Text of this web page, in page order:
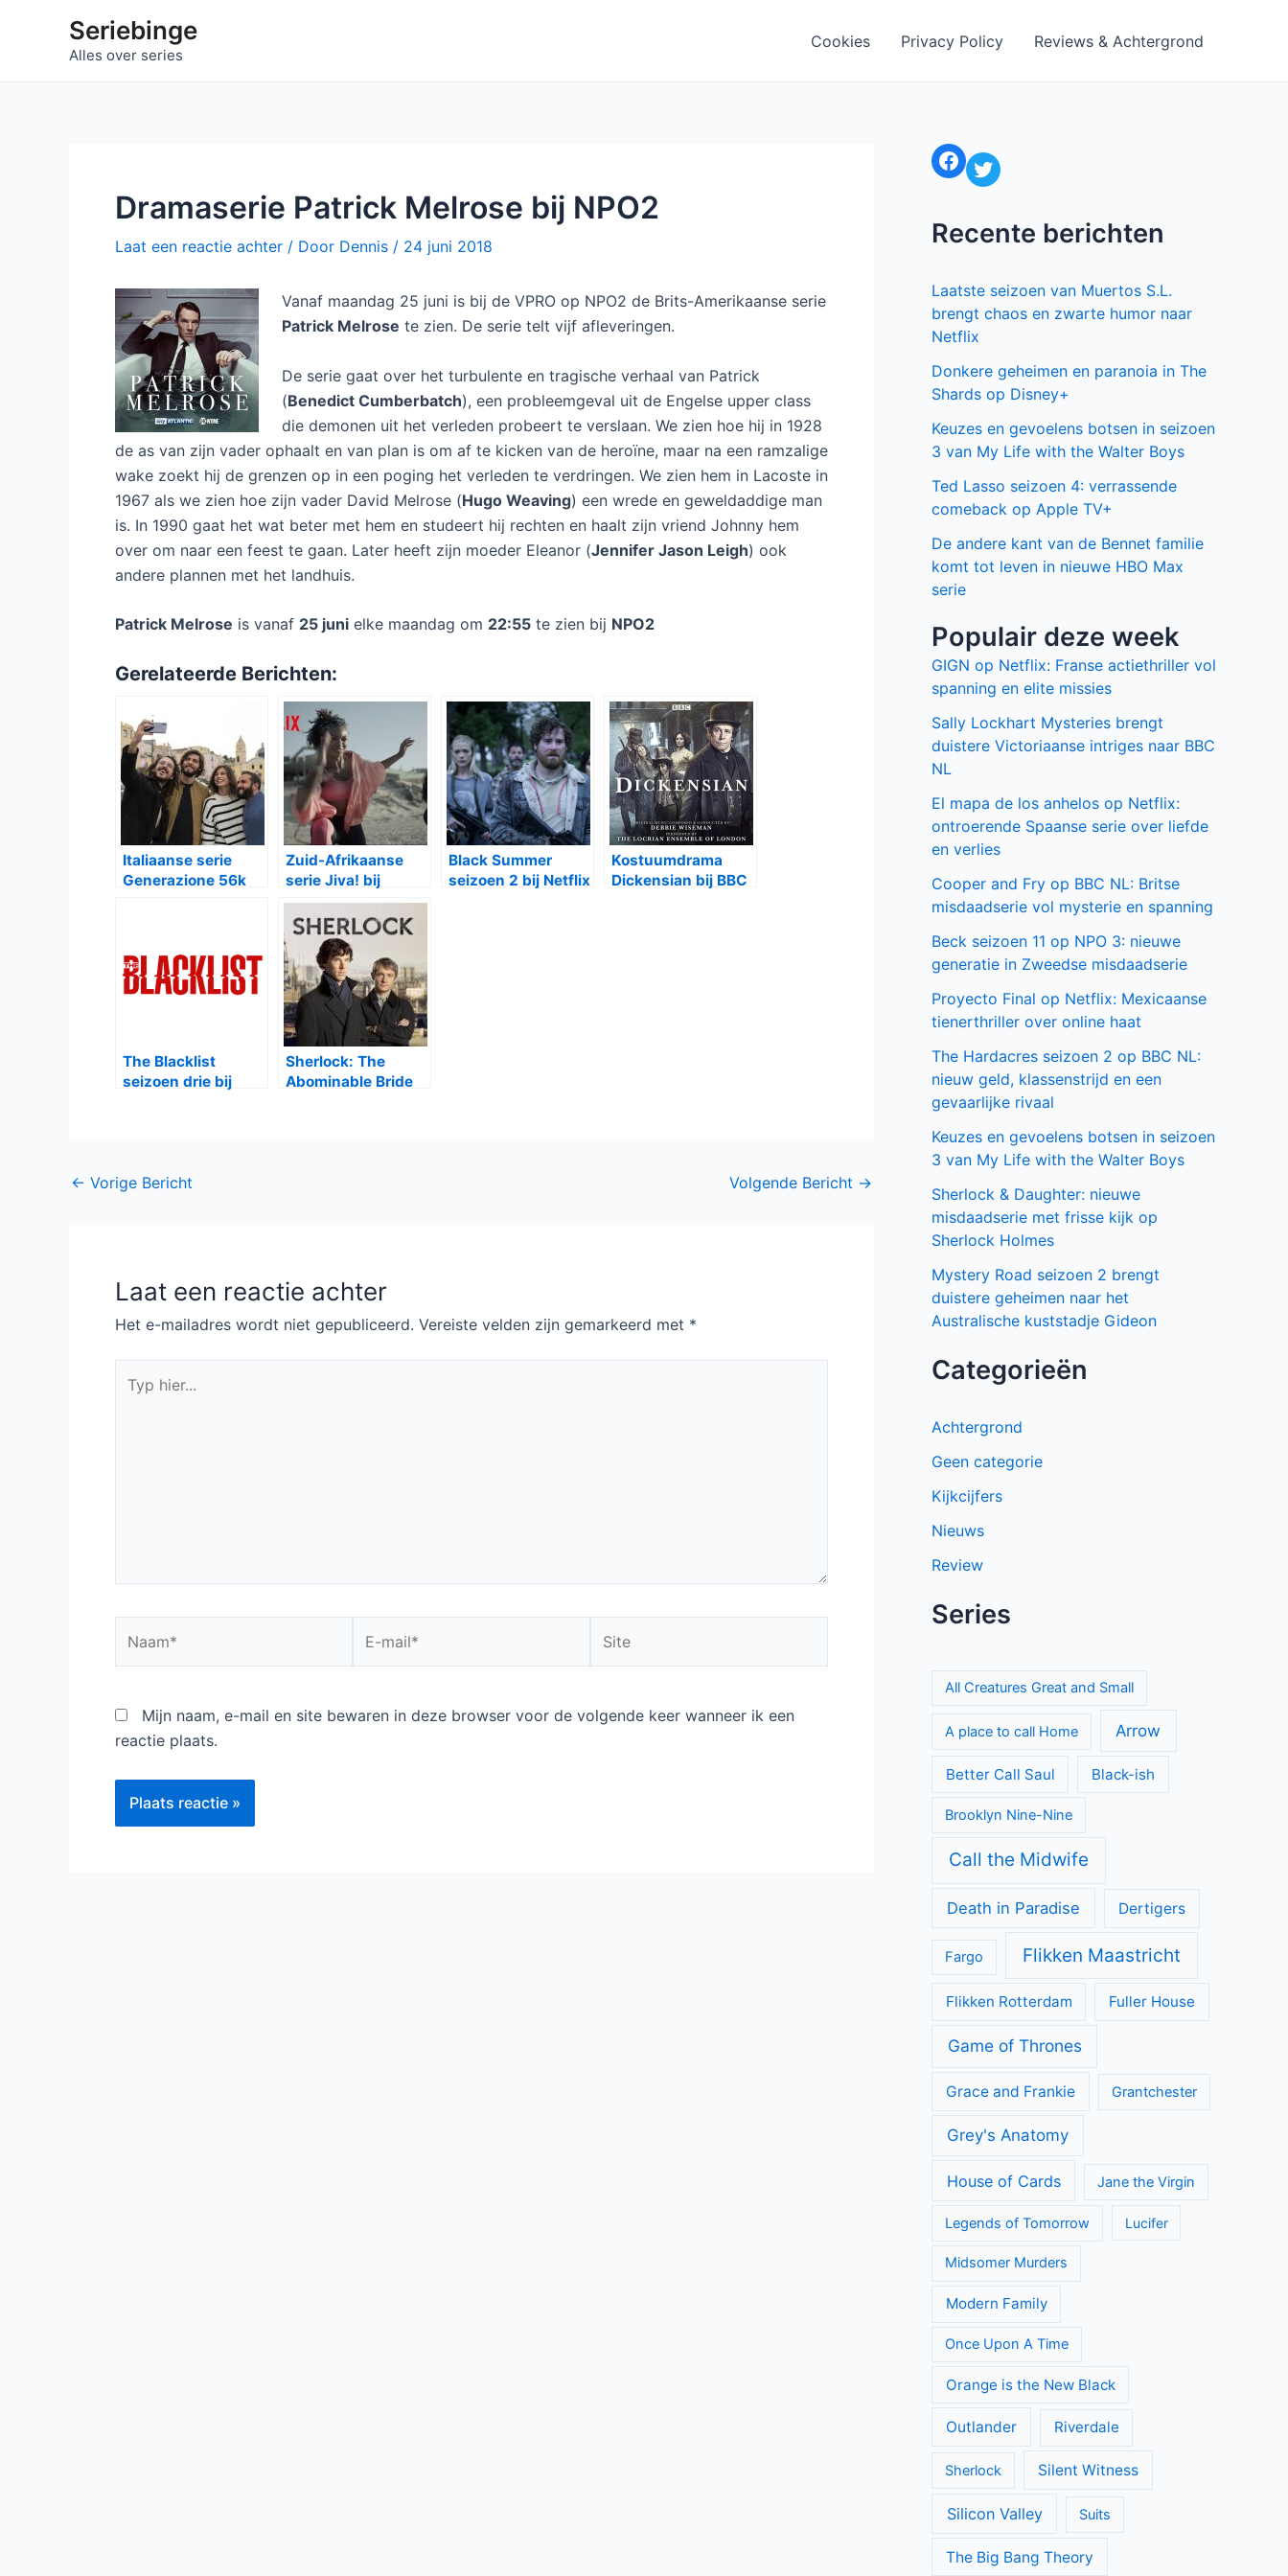
Seriebinge
Alles over series
Cookies Privacy Policy Reviews & Achtergrond
Dramaserie Patrick Melrose bij NPO2
Laat een reactie achter / Door Dennis / 24 juni 2018
Vanaf maandag 25 juni is bij de VPRO op NPO2 de Brits-Amerikaanse serie
Patrick Melrose te zien. De serie telt vijf afleveringen.
De serie gaat over het turbulente en tragische verhaal van Patrick
(Benedict Cumberbatch), een probleemgeval uit de Engelse upper class
die demonen uit het verleden probeert te verslaan. We zien hoe hij in 1928
de as van zijn vader ophaalt en van plan is om af te kicken van de heroïne, maar na een ramzalige
wake zoekt hij de grenzen op in een poging het verleden te verdringen. We zien hem in Lacoste in
1967 als we zien hoe zijn vader David Melrose (Hugo Weaving) een wrede en geweldaddige man
is. In 1990 gaat het wat beter met hem en studeert hij rechten en haalt zijn vriend Johnny hem
over om naar een feest te gaan. Later heeft zijn moeder Eleanor (Jennifer Jason Leigh) ook
andere plannen met het landhuis.
Patrick Melrose is vanaf 25 juni elke maandag om 22:55 te zien bij NPO2
Gerelateerde Berichten:
Italiaanse serie
Generazione 56k
Zuid-Afrikaanse
serie Jiva! bij
Netflix
Black Summer
seizoen 2 bij Netflix
Kostuumdrama
Dickensian bij BBC
The Blacklist
seizoen drie bij
Sherlock: The
Abominable Bride
Bericht
← Vorige Bericht Volgende Bericht →
Laat een reactie achter
Het e-mailadres wordt niet gepubliceerd. Vereiste velden zijn gemarkeerd met *
hier...
mail*
Mijn naam, e-mail en site bewaren in deze browser voor de volgende keer wanneer ik een
reactie plaats.
Facebook Twitter
Recente berichten
Laatste seizoen van Muertos S.L.
brengt chaos en zwarte humor naar
Netflix
Donkere geheimen en paranoia in The
Shards op Disney+
Keuzes en gevoelens botsen in seizoen
3 van My Life with the Walter Boys
Ted Lasso seizoen 4: verrassende
comeback op Apple TV+
De andere kant van de Bennet familie
komt tot leven in nieuwe HBO Max
serie
Populair deze week
GIGN op Netflix: Franse actiethriller vol
spanning en elite missies
Sally Lockhart Mysteries brengt
duistere Victoriaanse intriges naar BBC
NL
El mapa de los anhelos op Netflix:
ontroerende Spaanse serie over liefde
en verlies
Cooper and Fry op BBC NL: Britse
misdaadserie vol mysterie en spanning
Beck seizoen 11 op NPO 3: nieuwe
generatie in Zweedse misdaadserie
Proyecto Final op Netflix: Mexicaanse
tienerthriller over online haat
The Hardacres seizoen 2 op BBC NL:
nieuw geld, klassenstrijd en een
gevaarlijke rivaal
Keuzes en gevoelens botsen in seizoen
3 van My Life with the Walter Boys
Sherlock & Daughter: nieuwe
misdaadserie met frisse kijk op
Sherlock Holmes
Mystery Road seizoen 2 brengt
duistere geheimen naar het
Australische kuststadje Gideon
Categorieën
Achtergrond
Geen categorie
Kijkcijfers
Nieuws
Review
Series
All Creatures Great and Small
A place to call Home Arrow
Better Call Saul Black-ish
Brooklyn Nine-Nine
Call the Midwife
Death in Paradise Dertigers
Fargo Flikken Maastricht
Flikken Rotterdam Fuller House
Game of Thrones
Grace and Frankie Grantchester
Grey's Anatomy
House of Cards Jane the Virgin
Legends of Tomorrow Lucifer
Midsomer Murders
Modern Family
Once Upon A Time
Orange is the New Black
Outlander Riverdale
Sherlock Silent Witness
Silicon Valley Suits
The Big Bang Theory